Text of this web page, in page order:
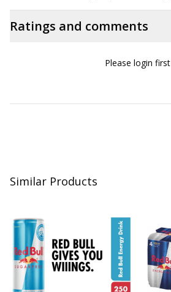
Ratings and comments
Please login first
Similar Products